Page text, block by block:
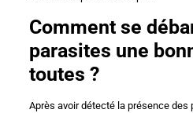
Comment se
parasites une
toutes ?
Après avoir détecté la présence des